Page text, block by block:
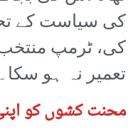
کی سیاست کے
کی، ٹرمپ منتخب
تعمیر نہ ہو سکا۔
محنت کشوں کو